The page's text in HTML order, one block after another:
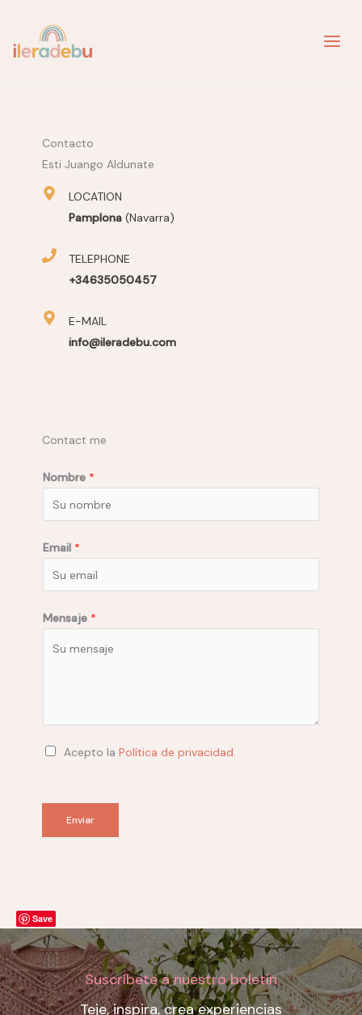
content
Contacto
Esti Juango Aldunate
LOCATION
Pamplona (Navarra)
TELEPHONE
+34635050457
E-MAIL
info@ileradebu.com
Contact me
Nombre *
E
m
l
Email *
Mensaje *
Acepto laPolítica de privacidad.
Enviar
Save
Suscríbete a nuestro boletín
Teje, inspira, crea experiencias